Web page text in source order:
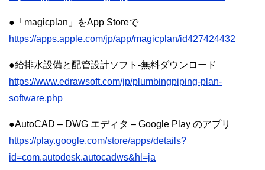
●‎「magicplan」をApp Storeで
https://apps.apple.com/jp/app/magicplan/id427424432
●給排水設備と配管設計ソフト-無料ダウンロード
https://www.edrawsoft.com/jp/plumbingpiping-plan-
software.php
●AutoCAD – DWG エディタ – Google Play のアプリ
https://play.google.com/store/apps/details?
id=com.autodesk.autocadws&hl=ja